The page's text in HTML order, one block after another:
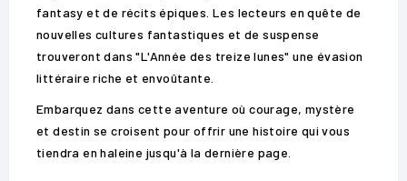
fantasy et de récits épiques. Les lecteurs en quête de
nouvelles cultures fantastiques et de suspense
trouveront dans "L'Année des treize lunes" une évasion
littéraire riche et envoûtante.
Embarquez dans cette aventure où courage, mystère
et destin se croisent pour offrir une histoire qui vous
tiendra en haleine jusqu'à la dernière page.